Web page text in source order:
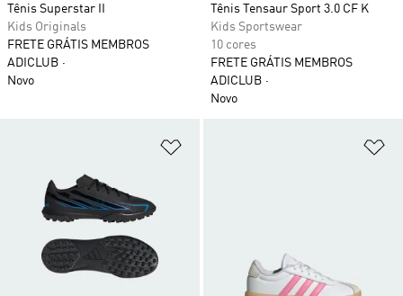
Tênis Superstar II
Kids Originals
FRETE GRÁTIS MEMBROS
ADICLUB
Novo
Tênis Tensaur Sport 3.0 CF K
Kids Sportswear
10 cores
FRETE GRÁTIS MEMBROS
ADICLUB
Novo